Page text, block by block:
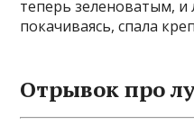
теперь зеленоватым,
покачиваясь, спала
Отрывок про